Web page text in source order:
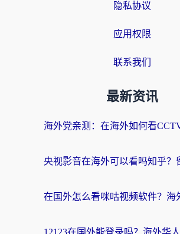
隐私协议
应用权限
联系我们
最新资讯